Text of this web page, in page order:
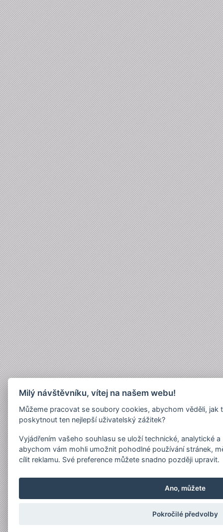
Milý návštěvníku, vítej na našem webu!
Můžeme pracovat se soubory cookies, abychom věděli, jak
poskytnout ten nejlepší uživatelský zážitek?
Vyjádřením vašeho souhlasu se uloží technické, analytické
abychom vám mohli umožnit pohodlné používání stránek,
cílit reklamu. Své preference můžete snadno později upravit.
Ano, můžete
Pokročilé předvolby